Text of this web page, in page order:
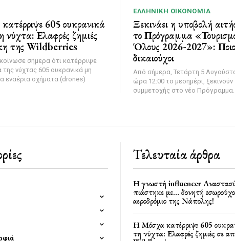
605 ουκρανικά
Ελαφρές ζημιές
της Wildberries
σήμερα ότι κατέρριψε
της νύχτας 605 ουκρανικά μη
εναέρια οχήματα (drones)
ΕΛΛΗΝΙΚΉ ΟΙΚΟΝΟΜΊΑ
Ξεκινάει η υποβολή
το Πρόγραμμα
Όλους 2026-2027»:
δικαιούχοι
Από σήμερα, Τετάρτη 5
ώρα 12:00 το μεσημέρι, ξεκινούν
συμμετοχής στο νέο
Τελευταία άρθρα
Η γνωστή influencer
πιάστηκε με… δονητή
αεροδρόμιο της Νάπολης!
Η Μόσχα κατέρριψε 605
τη νύχτα: Ελαφρές ζημιές σε